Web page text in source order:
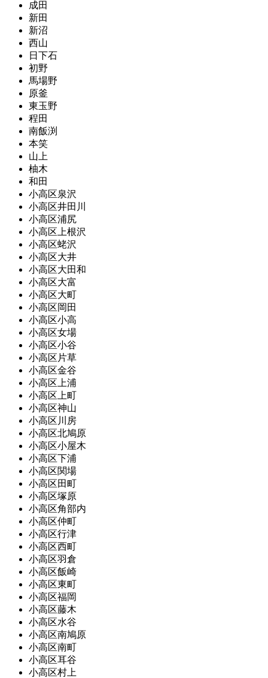
成田
新田
新沼
西山
日下石
初野
馬場野
原釜
東玉野
程田
南飯渕
本笑
山上
柚木
和田
小高区泉沢
小高区井田川
小高区浦尻
小高区上根沢
小高区蛯沢
小高区大井
小高区大田和
小高区大富
小高区大町
小高区岡田
小高区小高
小高区女場
小高区小谷
小高区片草
小高区金谷
小高区上浦
小高区上町
小高区神山
小高区川房
小高区北鳩原
小高区小屋木
小高区下浦
小高区関場
小高区田町
小高区塚原
小高区角部内
小高区仲町
小高区行津
小高区西町
小高区羽倉
小高区飯崎
小高区東町
小高区福岡
小高区藤木
小高区水谷
小高区南鳩原
小高区南町
小高区耳谷
小高区村上